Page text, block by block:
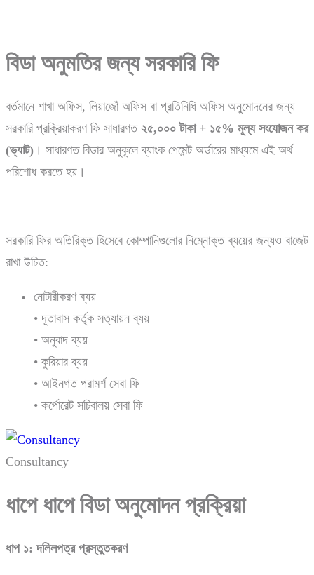
বিডাঅনুমতিরজন্যসরকারিফি
বর্তমানে শাখা অফিস, লিয়াজোঁ অফিস বা প্রতিনিধি অফিস অনুমোদনের জন্য
সরকারি প্রক্রিয়াকরণ ফি সাধারণত ২৫,০০০টাকা + ১৫% মূল্য সংযোজন কর
(ভ্যাট) । সাধারণত বিডার অনুকূলে ব্যাংক পেমেন্ট অর্ডারের মাধ্যমে এই অর্থ
পরিশোধ করতে হয়।
সরকারি ফির অতিরিক্ত হিসেবে কোম্পানিগুলোর নিম্নোক্ত ব্যয়ের জন্যও বাজেট
রাখা উচিত:
নোটারীকরণ ব্যয়
• দূতাবাস কর্তৃক সত্যায়ন ব্যয়
• অনুবাদ ব্যয়
• কুরিয়ার ব্যয়
• আইনগত পরামর্শ সেবা ফি
• কর্পোরেট সচিবালয় সেবা ফি
Consultancy
ধাপেধাপেবিডাঅনুমোদনপ্রক্রিয়া
ধাপ ১:দলিলপত্র প্রস্তুতকরণ